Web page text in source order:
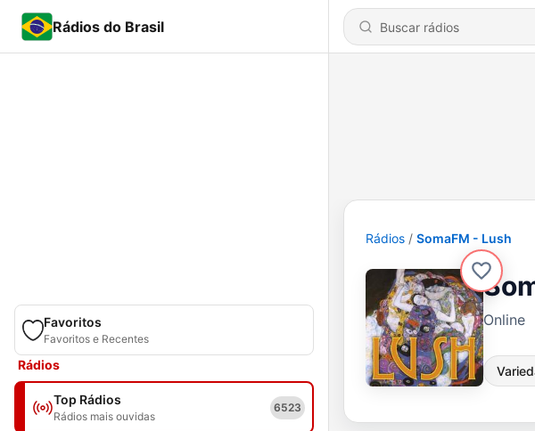
Rádios do Brasil
Favoritos
Favoritos e Recentes
Rádios
Top Rádios
Rádios mais ouvidas
6523
Rádios SomaFM - Lush
Online